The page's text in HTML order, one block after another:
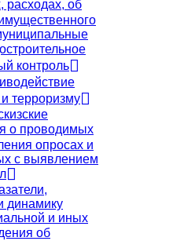
расходах, об
контроль
и терроризму
о проводимых
опросах и
с выявлением
динамику
и иных
об